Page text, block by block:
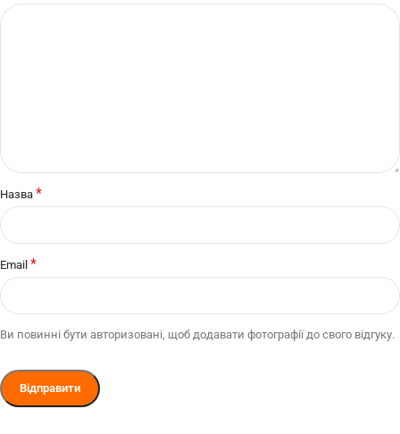
Назва *
Email *
Ви повинні бути авторизовані, щоб додавати фотографії до свого відгуку.